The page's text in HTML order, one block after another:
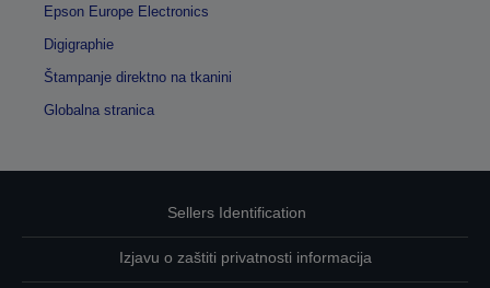
Epson Europe Electronics
Digigraphie
Štampanje direktno na tkanini
Globalna stranica
Sellers Identification
Izjavu o zaštiti privatnosti informacija